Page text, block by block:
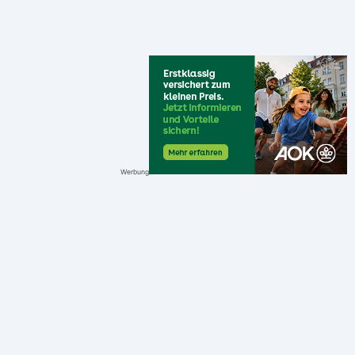
Werbung